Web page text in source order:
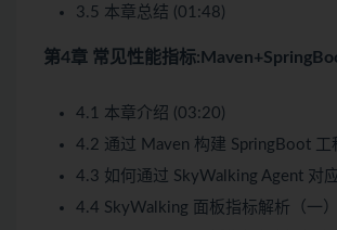
3.5 本章总结 (01:48)
第4章 常见性能指标
4.1 本章介绍 (03:20)
4.2 通过 Maven 构建 SpringBoot
4.3 如何通过 SkyWalking Agent 对
4.4 SkyWalking 面板指标解析（一